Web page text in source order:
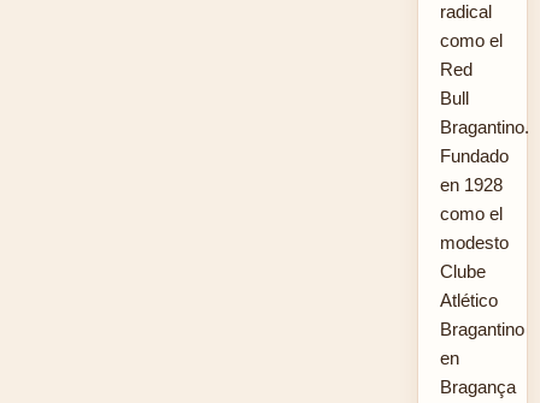
radical
como el
Red
Bull
Bragantino.
Fundado
en 1928
como el
modesto
Clube
Atlético
Bragantino
en
Bragança